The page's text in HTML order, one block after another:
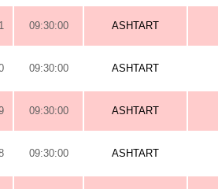
09:30:00 ASHTART
09:30:00 ASHTART
09:30:00 ASHTART
09:30:00 ASHTART